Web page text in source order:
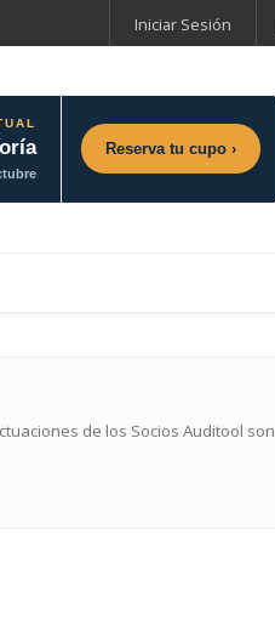
Iniciar Sesión
Reserva tu cupo ›
de los Socios Auditool son